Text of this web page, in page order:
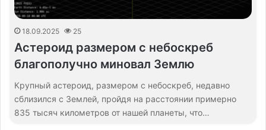
18.09.2025 25
Астероид размером с небоскреб
благополучно миновал Землю
Крупный астероид, размером с небоскреб, недавно
сблизился с Землей, пройдя на расстоянии примерно
835 тысяч километров от нашей планеты, что…